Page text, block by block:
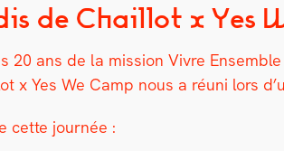
de Chaillot x Yes
20 ans de la mis­sion Vivre
x Yes We Camp nous a réu­ni lors
cette journée :